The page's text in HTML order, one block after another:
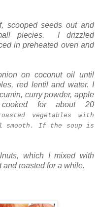
scooped seeds out and
piecies. I drizzled
in preheated oven and
on coconut oil until
red lentil and water. I
curry powder, apple
for about 20
vegetables with
smooth. If the soup is
which I mixed with
roasted for a while.